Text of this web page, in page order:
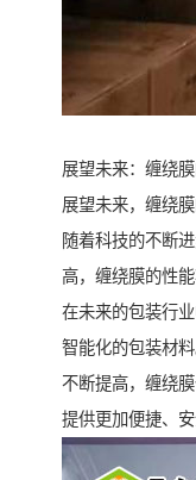
展望未来：缠绕
展望未来，缠绕
随着科技的不断
高，缠绕膜的性
在未来的包装行
智能化的包装材
不断提高，缠绕
提供更加便捷、